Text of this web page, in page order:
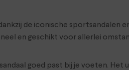
de iconische sportsandalen
en geschikt voor allerlei
goed past bij je voeten. Het